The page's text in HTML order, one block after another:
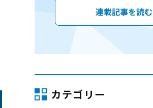
連載記事を読む
カテゴリー